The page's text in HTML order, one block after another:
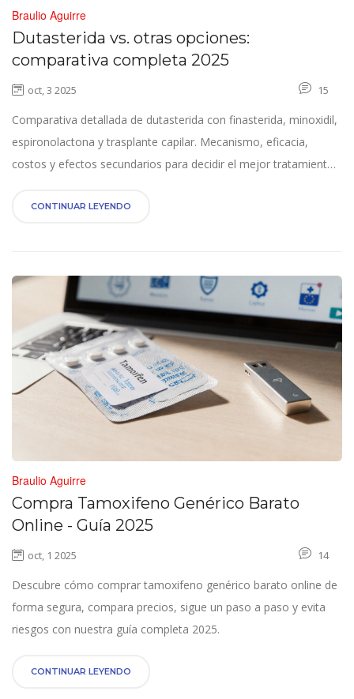
Braulio Aguirre
Dutasterida vs. otras opciones:
comparativa completa 2025
oct, 3 2025 15
Comparativa detallada de dutasterida con finasterida, minoxidil,
espironolactona y trasplante capilar. Mecanismo, eficacia,
costos y efectos secundarios para decidir el mejor tratamiento
CONTINUAR LEYENDO
Braulio Aguirre
Compra Tamoxifeno Genérico Barato
Online - Guía 2025
oct, 1 2025 14
Descubre cómo comprar tamoxifeno genérico barato online de
forma segura, compara precios, sigue un paso a paso y evita
riesgos con nuestra guía completa 2025.
CONTINUAR LEYENDO